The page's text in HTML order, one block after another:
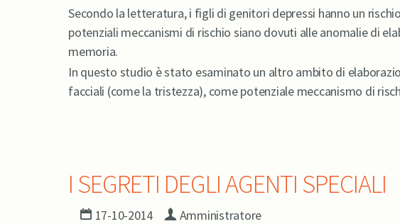
Secondo la letteratura, i figli di genitori depressi hanno un
potenziali meccanismi di rischio siano dovuti alle anomalie di
memoria.
In questo studio è stato esaminato un altro ambito di
facciali (come la tristezza), come potenziale meccanismo di
I SEGRETI DEGLI AGENTI SPECIALI
17-10-2014 Amministratore